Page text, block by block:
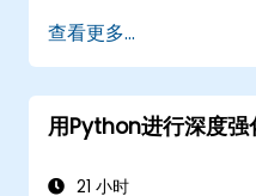
利用TensorFlow的
查看更多...
用Python进行深度强
21 小时